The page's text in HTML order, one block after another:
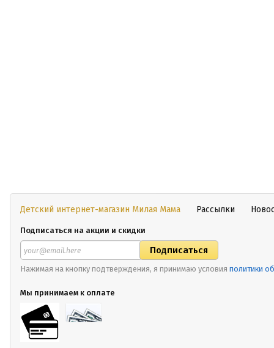
Детский интернет-магазин Милая Мама Рассылки
Подписаться на акции и скидки
Нажимая на кнопку подтверждения, я принимаю условия политики
Мы принимаем к оплате